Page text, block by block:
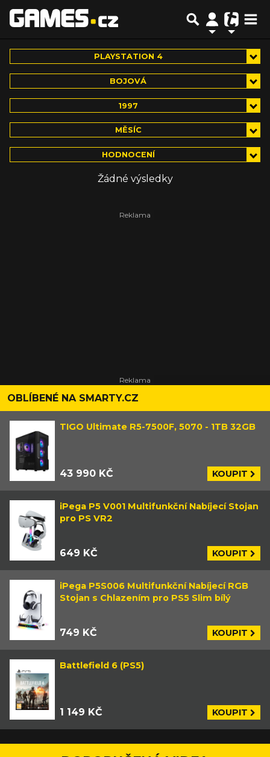
PLAYSTATION 4
BOJOVÁ
1997
MĚSÍC
HODNOCENÍ
Žádné výsledky
OBLÍBENÉ NA SMARTY.CZ
TIGO Ultimate R5-7500F, 5070 - 1TB 32GB
43 990 KČ KOUPIT
iPega P5 V001 Multifunkční Nabíjecí Stojan
pro PS VR2
649 KČ KOUPIT
iPega P5S006 Multifunkční Nabíjecí RGB
Stojan s Chlazením pro PS5 Slim bílý
749 KČ KOUPIT
Battlefield 6 (PS5)
1 149 KČ KOUPIT